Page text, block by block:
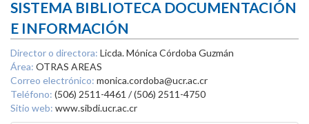
SISTEMA BIBLIOTECA DOCUMENTACIÓN
E INFORMACIÓN
Director o directora: Licda. Mónica Córdoba Guzmán
Área: OTRAS AREAS
Correo electrónico: monica.cordoba@ucr.ac.cr
Teléfono: (506) 2511-4461 / (506) 2511-4750
Sitio web: www.sibdi.ucr.ac.cr